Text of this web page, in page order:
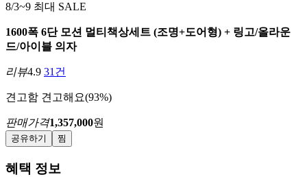
8/3~9 최대 SALE
1600폭 6단 모션 멀티책상세트 (조명+도어형) + 링고/올라운
드/아이블 의자
리뷰4.9 31건
견고함 견고해요(93%)
판매가격1,357,000원
공유하기 찜
혜택 정보